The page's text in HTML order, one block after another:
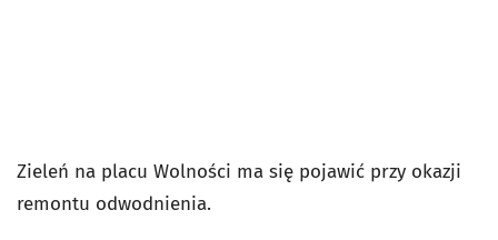
Zieleń na placu Wolności ma się pojawić przy okazji
remontu odwodnienia.